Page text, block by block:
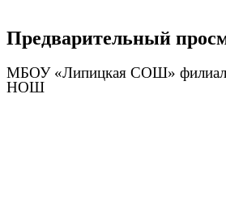
Предварительный
МБОУ «Липицкая СОШ» филиал
НОШ